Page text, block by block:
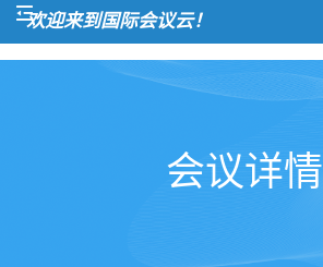
迎来到国际会议云！
会议详情